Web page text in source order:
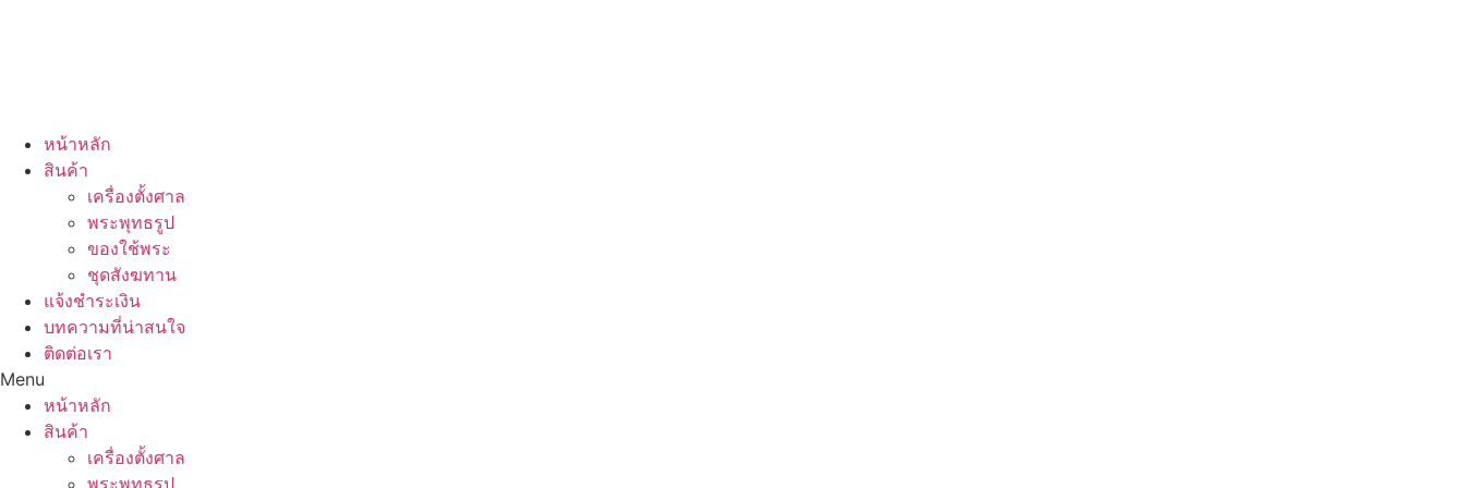
หน้าหลัก
สินค้า
เครื่องตั้งศาล
พระพุทธรูป
ของใช้พระ
ชุดสังฆทาน
แจ้งชำระเงิน
บทความที่น่าสนใจ
ติดต่อเรา
Menu
หน้าหลัก
สินค้า
เครื่องตั้งศาล
พระพุทธรูป